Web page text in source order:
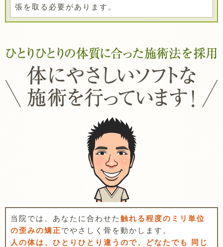
張を取る必要があります。
当院では、あなたに合わせた 触れる程度のミリ単位
の歪みの矯正でやさしく骨を動かします。
人の体は、ひとりひとり違うので、どなたでも 同じ